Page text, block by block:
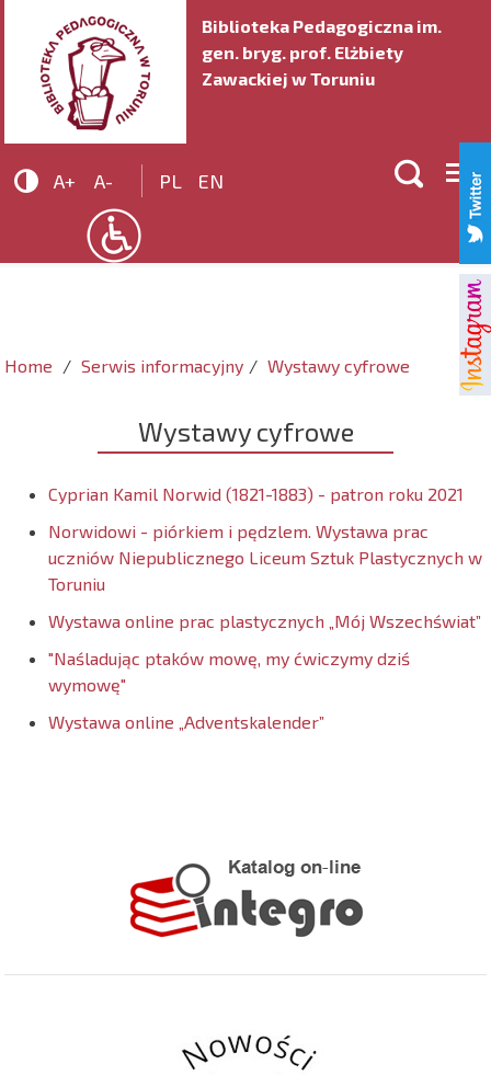
Biblioteka Pedagogiczna im.
gen. bryg. prof. Elżbiety
Zawackiej w Toruniu
 A+ A- PL EN 
Home Serwis informacyjny Wystawy cyfrowe
Wystawy cyfrowe
Cyprian Kamil Norwid (1821-1883) - patron roku 2021
Norwidowi - piórkiem i pędzlem. Wystawa prac
uczniów Niepublicznego Liceum Sztuk Plastycznych w
Toruniu
Wystawa online prac plastycznych „Mój Wszechświat”
"Naśladując ptaków mowę, my ćwiczymy dziś
wymowę"
Wystawa online „Adventskalender”